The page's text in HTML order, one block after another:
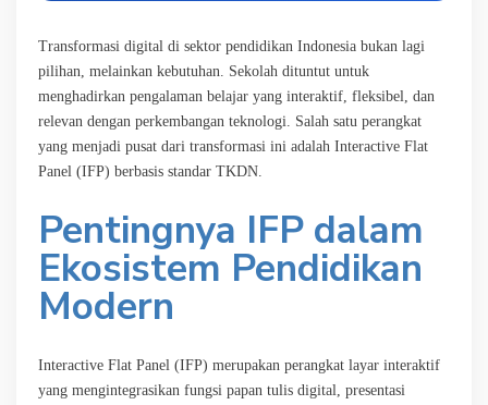
Transformasi digital di sektor pendidikan Indonesia bukan lagi
pilihan, melainkan kebutuhan. Sekolah dituntut untuk
menghadirkan pengalaman belajar yang interaktif, fleksibel, dan
relevan dengan perkembangan teknologi. Salah satu perangkat
yang menjadi pusat dari transformasi ini adalah Interactive Flat
Panel (IFP) berbasis standar TKDN.
Pentingnya IFP dalam
Ekosistem Pendidikan
Modern
Interactive Flat Panel (IFP) merupakan perangkat layar interaktif
yang mengintegrasikan fungsi papan tulis digital, presentasi